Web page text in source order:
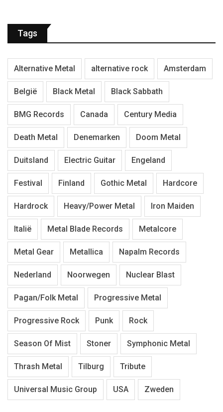
Tags
Alternative Metal alternative rock Amsterdam
België Black Metal Black Sabbath
BMG Records Canada Century Media
Death Metal Denemarken Doom Metal
Duitsland Electric Guitar Engeland
Festival Finland Gothic Metal Hardcore
Hardrock Heavy/Power Metal Iron Maiden
Italië Metal Blade Records Metalcore
Metal Gear Metallica Napalm Records
Nederland Noorwegen Nuclear Blast
Pagan/Folk Metal Progressive Metal
Progressive Rock Punk Rock
Season Of Mist Stoner Symphonic Metal
Thrash Metal Tilburg Tribute
Universal Music Group USA Zweden